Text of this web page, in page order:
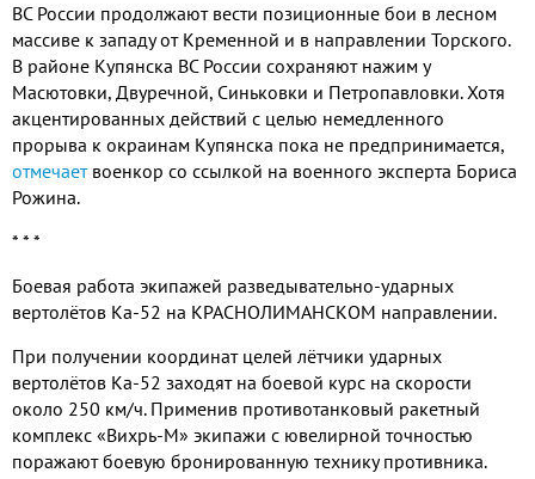
ВС России продолжают вести позиционные бои в лесном
массиве к западу от Кременной и в направлении Торского.
В районе Купянска ВС России сохраняют нажим у
Масютовки, Двуречной, Синьковки и Петропавловки. Хотя
акцентированных действий с целью немедленного
прорыва к окраинам Купянска пока не предпринимается,
отмечаетвоенкор со ссылкой на военного эксперта Бориса
Рожина.
* * *
Боевая работа экипажей разведывательно-ударных
вертолётов Ка-52 на КРАСНОЛИМАНСКОМ направлении.
При получении координат целей лётчики ударных
вертолётов Ка-52 заходят на боевой курс на скорости
около 250 км/ч. Применив противотанковый ракетный
комплекс «Вихрь-М» экипажи с ювелирной точностью
поражают боевую бронированную технику противника.